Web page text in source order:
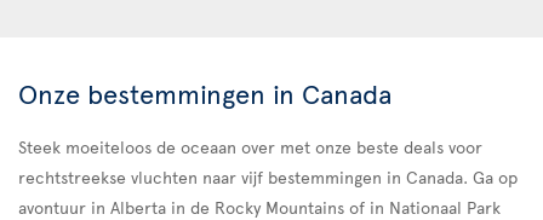
Onze bestemmingen in Canada
Steek moeiteloos de oceaan over met onze beste deals voor
rechtstreekse vluchten naar vijf bestemmingen in Canada. Ga op
avontuur in Alberta in de Rocky Mountains of in Nationaal Park